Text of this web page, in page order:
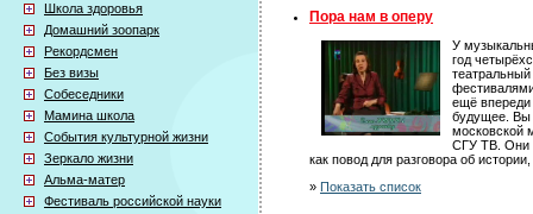
Школа здоровья
Домашний зоопарк
Рекордсмен
Без визы
Собеседники
Мамина школа
События культурной жизни
Зеркало жизни
Альма-матер
Фестиваль российской науки
Пора нам в оперу
У
год
ещё впереди
будущее. Вы
московской
СГУ ТВ. Они
как повод для разговора об
» Показать список